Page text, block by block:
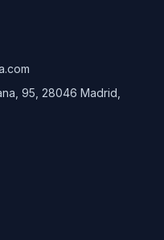
95, 28046 Madrid,